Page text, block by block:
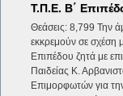
Τ.Π.Ε. Β΄
Θεάσεις: 8,799 Την
εκκρεμούν σε
Επιπέδου ζητά με
Παιδείας Κ.
Επιμορφωτών για